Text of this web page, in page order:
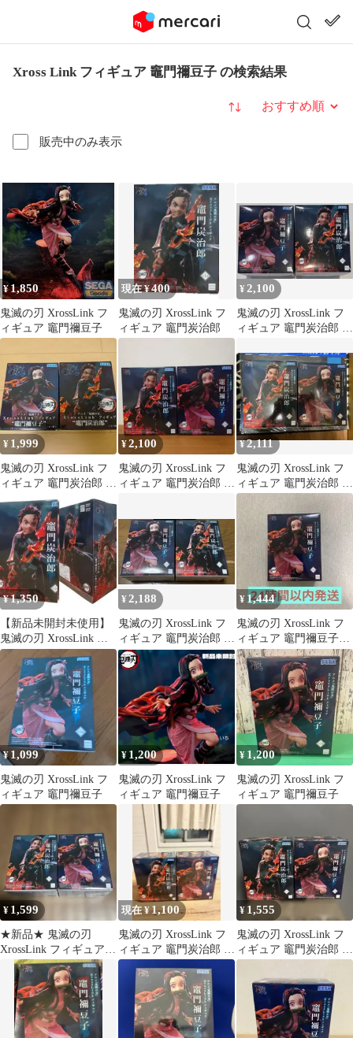
Xross Link フィギュア 竈門禰豆子 の検索結果
販売中のみ表示
並び替え
¥1,850
鬼滅の刃 XrossLink フ
ィギュア 竈門禰豆子
現在 ¥400
鬼滅の刃 XrossLink フ
ィギュア 竈門炭治郎
¥ 2,100
鬼滅の刃 XrossLink フ
ィギュア 竈門炭治郎 竈
¥ 1,999
鬼滅の刃 XrossLink フ
ィギュア 竈門炭治郎 竈
門禰豆子
¥2,100
鬼滅の刃 XrossLink フ
ィギュア 竈門炭治郎 竈
¥2,111
鬼滅の刃 XrossLink フ
ィギュア 竈門炭治郎 竈
門禰豆子
¥1,350
【新品未開封未使用】
鬼滅の刃 XrossLink フ
ィギュア 竈門炭治郎
¥2,188
鬼滅の刃 XrossLink フ
ィギュア 竈門炭治郎 竈
門禰豆子 2種
¥ 1,444
鬼滅の刃 XrossLink フ
ィギュア 竈門禰豆子
新品未開封
¥ 1,099
鬼滅の刃 XrossLink フ
ィギュア 竈門禰豆子
¥ 1,200
鬼滅の刃 XrossLink フ
ィギュア 竈門禰豆子
¥ 1,200
鬼滅の刃 XrossLink フ
ィギュア 竈門禰豆子
¥ 1,599
★新品★ 鬼滅の刃
XrossLink フィギュア
炭治郎 禰豆子 2種セッ
現在 ¥1,100
鬼滅の刃 XrossLink フ
ィギュア 竈門炭治郎 竈
門禰豆子箱無し
¥1,555
鬼滅の刃 XrossLink フ
ィギュア 竈門炭治郎 竈
門禰豆子 2体セット